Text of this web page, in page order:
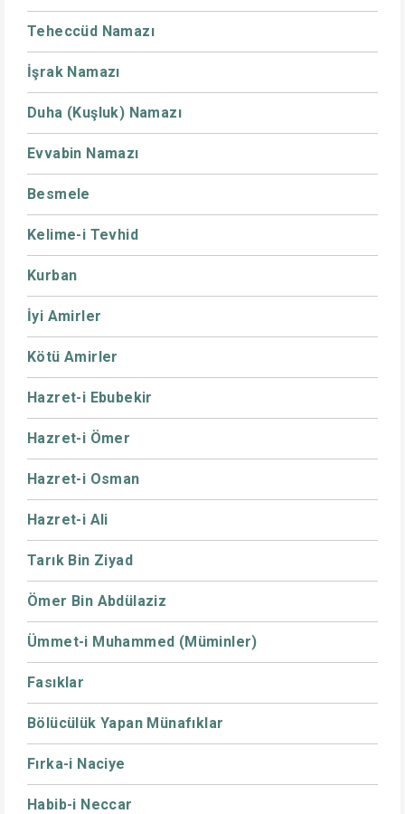
Teheccüd Namazı
İşrak Namazı
Duha (Kuşluk) Namazı
Evvabin Namazı
Besmele
Kelime-i Tevhid
Kurban
İyi Amirler
Kötü Amirler
Hazret-i Ebubekir
Hazret-i Ömer
Hazret-i Osman
Hazret-i Ali
Tarık Bin Ziyad
Ömer Bin Abdülaziz
Ümmet-i Muhammed (Müminler)
Fasıklar
Bölücülük Yapan Münafıklar
Fırka-i Naciye
Habib-i Neccar